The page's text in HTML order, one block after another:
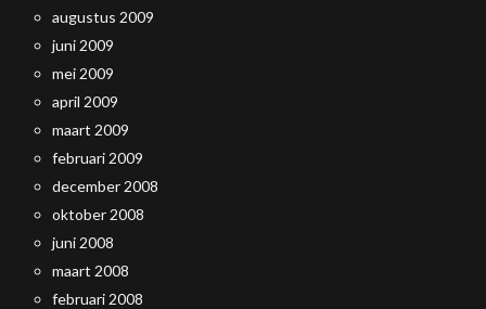
augustus 2009
juni 2009
mei 2009
april 2009
maart 2009
februari 2009
december 2008
oktober 2008
juni 2008
maart 2008
februari 2008